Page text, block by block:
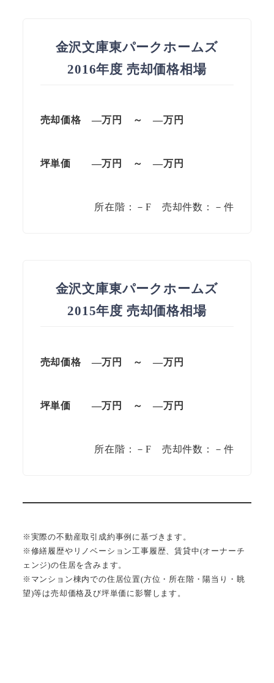
金沢文庫東パークホームズ
2016年度 売却価格相場
売却価格 —万円 ～ —万円
坪単価 —万円 ～—万円
所在階：－F 売却件数：－件
金沢文庫東パークホームズ
2015年度 売却価格相場
売却価格 —万円 ～ —万円
坪単価 —万円 ～—万円
所在階：－F 売却件数：－件
※実際の不動産取引成約事例に基づきます。
※修繕履歴やリノベーション工事履歴、賃貸中(オーナーチ
ェンジ)の住居を含みます。
※マンション棟内での住居位置(方位・所在階・陽当り・眺
望)等は売却価格及び坪単価に影響します。